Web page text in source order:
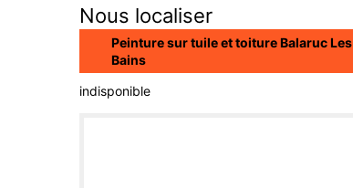
Nous localiser
Peinture sur tuile et toiture Balaruc Les
Bains
indisponible